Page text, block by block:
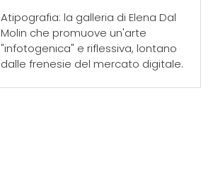
Atipografia: la galleria di Elena Dal
Molin che promuove un'arte
"infotogenica" e riflessiva, lontano
dalle frenesie del mercato digitale.